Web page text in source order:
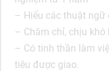
– Hiểu các thuật ngữ
– Chăm chỉ, chịu
– Có tinh thần làm
tiêu được giao.